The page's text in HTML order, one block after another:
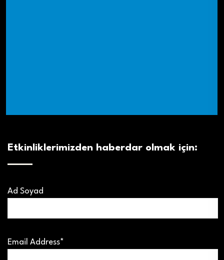
Etkinliklerimizden haberdar olmak için:
Ad Soyad
Email Address*